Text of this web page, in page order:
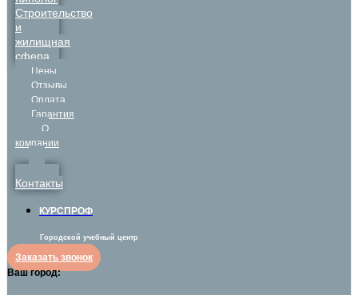
Строительство
и
жилищная
сфера
Цены
Отзывы
Оплата
Гарантия
О
компании
Контакты
КУРСПРОФ
Городской учебный центр
Заказать звонок
Ваш город: